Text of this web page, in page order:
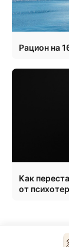
Рацион на
Как
от